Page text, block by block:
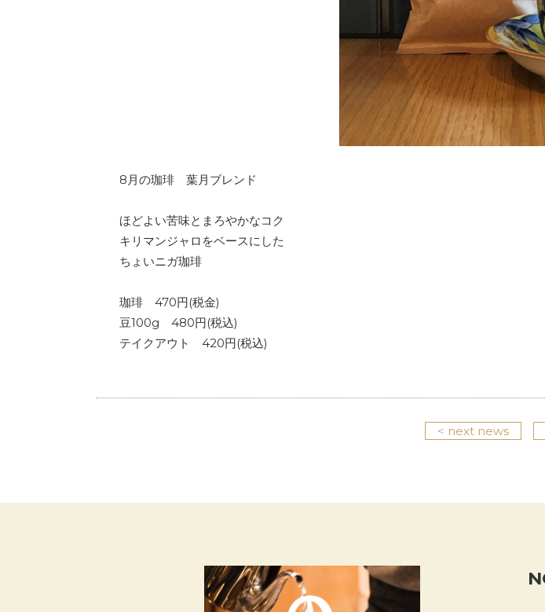
8月の珈琲 葉月ブレンド
ほどよい苦味とまろやかなコク
キリマンジャロをベースにした
ちょいニガ珈琲
珈琲 470円(税金)
豆100g 480円(税込)
テイクアウト 420円(税込)
< next news